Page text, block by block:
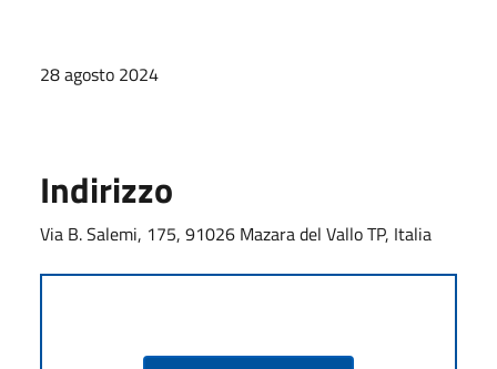
28 agosto 2024
Indirizzo
Via B. Salemi, 175, 91026 Mazara del Vallo TP, Italia